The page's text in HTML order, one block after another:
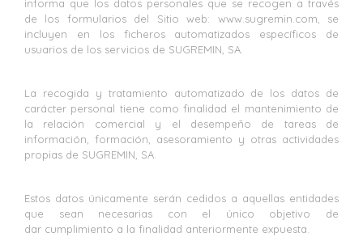
informa que los datos personales que se recogen a través
de los formularios del Sitio web: www.sugremin.com, se
incluyen en los ficheros automatizados específicos de
usuarios de los servicios de SUGREMIN, SA.
La recogida y tratamiento automatizado de los datos de
carácter personal tiene como finalidad el mantenimiento de
la relación comercial y el desempeño de tareas de
información, formación, asesoramiento y otras actividades
propias de SUGREMIN, SA.
Estos datos únicamente serán cedidos a aquellas entidades
que sean necesarias con el único objetivo de
dar cumplimiento a la finalidad anteriormente expuesta.